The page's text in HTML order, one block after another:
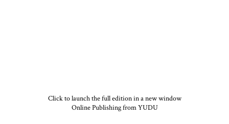
Click to launch the full edition in a new window
Online Publishing from YUDU